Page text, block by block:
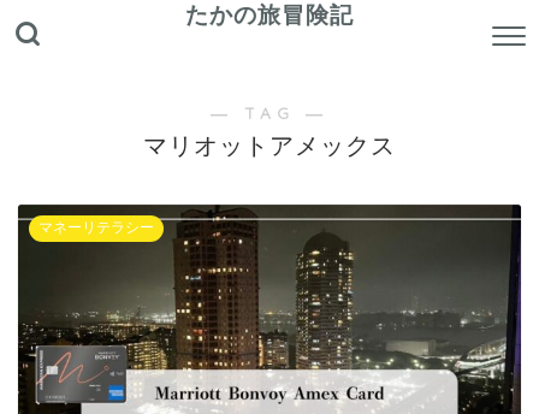
たかの旅冒険記
― TAG ―
マリオットアメックス
マネーリテラシー